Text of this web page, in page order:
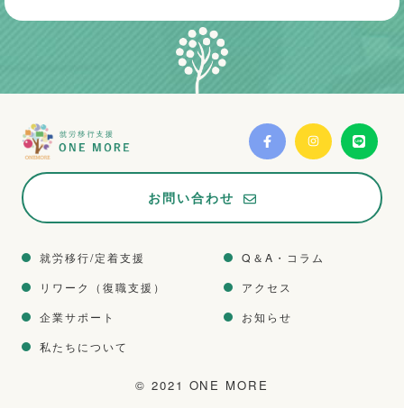
お問い合わせ
就労移行/定着支援
リワーク（復職支援）
企業サポート
私たちについて
Q＆A・コラム
アクセス
お知らせ
© 2021 ONE MORE